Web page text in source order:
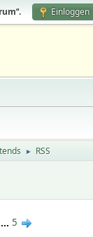
“. Einloggen
► RSS
... 5